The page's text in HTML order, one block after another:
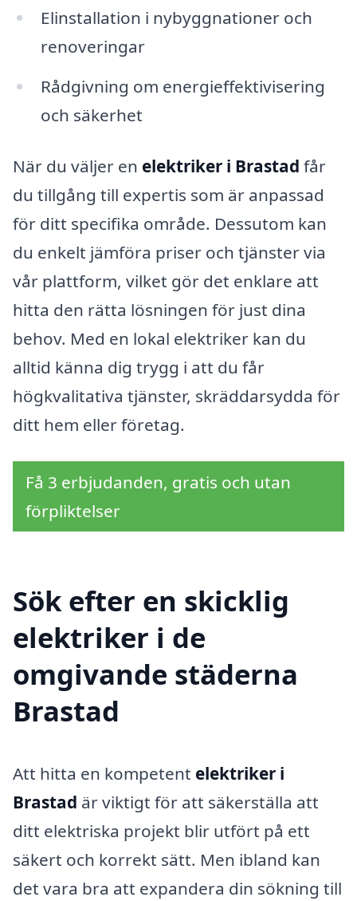
Elinstallation i nybyggnationer och
renoveringar
Rådgivning om energieffektivisering
och säkerhet
När du väljer en elektriker i Brastad får
du tillgång till expertis som är anpassad
för ditt specifika område. Dessutom kan
du enkelt jämföra priser och tjänster via
vår plattform, vilket gör det enklare att
hitta den rätta lösningen för just dina
behov. Med en lokal elektriker kan du
alltid känna dig trygg i att du får
högkvalitativa tjänster, skräddarsydda för
ditt hem eller företag.
Få 3 erbjudanden, gratis och utan
förpliktelser
Sök efter en skicklig
elektriker i de
omgivande städerna
Brastad
Att hitta en kompetent elektriker i
Brastad är viktigt för att säkerställa att
ditt elektriska projekt blir utfört på ett
säkert och korrekt sätt. Men ibland kan
det vara bra att expandera din sökning till